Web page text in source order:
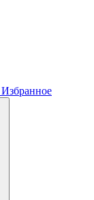
Избранное